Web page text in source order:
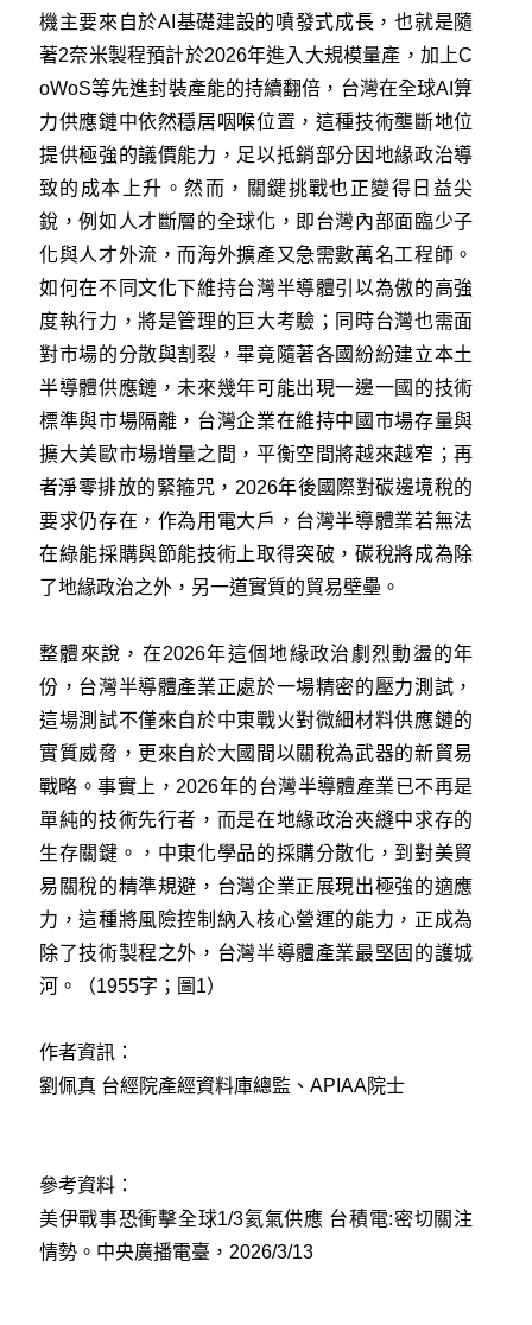
機主要來自於AI基礎建設的噴發式成長，也就是隨
著2奈米製程預計於2026年進入大規模量產，加上C
oWoS等先進封裝產能的持續翻倍，台灣在全球AI算
力供應鏈中依然穩居咽喉位置，這種技術壟斷地位
提供極強的議價能力，足以抵銷部分因地緣政治導
致的成本上升。然而，關鍵挑戰也正變得日益尖
銳，例如人才斷層的全球化，即台灣內部面臨少子
化與人才外流，而海外擴產又急需數萬名工程師。
如何在不同文化下維持台灣半導體引以為傲的高強
度執行力，將是管理的巨大考驗；同時台灣也需面
對市場的分散與割裂，畢竟隨著各國紛紛建立本土
半導體供應鏈，未來幾年可能出現一邊一國的技術
標準與市場隔離，台灣企業在維持中國市場存量與
擴大美歐市場增量之間，平衡空間將越來越窄；再
者淨零排放的緊箍咒，2026年後國際對碳邊境稅的
要求仍存在，作為用電大戶，台灣半導體業若無法
在綠能採購與節能技術上取得突破，碳稅將成為除
了地緣政治之外，另一道實質的貿易壁壘。
整體來說，在2026年這個地緣政治劇烈動盪的年
份，台灣半導體產業正處於一場精密的壓力測試，
這場測試不僅來自於中東戰火對微細材料供應鏈的
實質威脅，更來自於大國間以關稅為武器的新貿易
戰略。事實上，2026年的台灣半導體產業已不再是
單純的技術先行者，而是在地緣政治夾縫中求存的
生存關鍵。，中東化學品的採購分散化，到對美貿
易關稅的精準規避，台灣企業正展現出極強的適應
力，這種將風險控制納入核心營運的能力，正成為
除了技術製程之外，台灣半導體產業最堅固的護城
河。（1955字；圖1）
作者資訊：
劉佩真 台經院產經資料庫總監、APIAA院士
參考資料：
美伊戰事恐衝擊全球1/3氦氣供應 台積電:密切關注
情勢。中央廣播電臺，2026/3/13